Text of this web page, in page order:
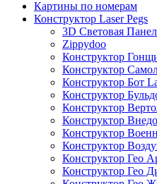
Картины по номерам
Конструктор Laser Pegs
3D Световая
Zippydoo
Конструктор
Конструктор
Конструктор Бот
Конструктор
Конструктор
Конструктор
Конструктор
Конструктор
Конструктор Гео
Конструктор Гео